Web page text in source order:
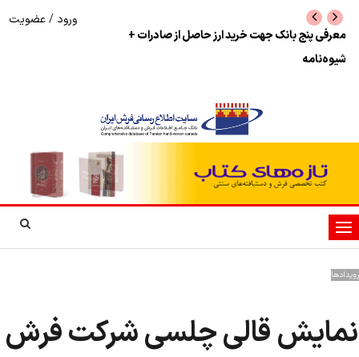
نرخ بازگشت ارز حاصل از صادرات + تکمیلی
ورود /عضویت
تغییر
وضعیت
رویدادها
نمایش قالی چلسی شرکت فرش